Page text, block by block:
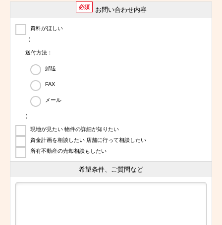
必須 お問い合わせ内容
資料がほしい
（
送付方法：
郵送
FAX
メール
）
現地が見たい 物件の詳細が知りたい
資金計画を相談したい 店舗に行って相談したい
所有不動産の売却相談もしたい
希望条件、ご質問など